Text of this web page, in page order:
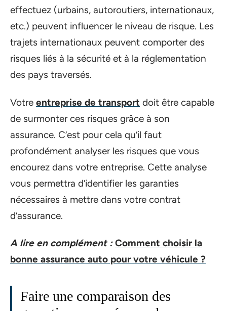
effectuez (urbains, autoroutiers, internationaux,
etc.) peuvent influencer le niveau de risque. Les
trajets internationaux peuvent comporter des
risques liés à la sécurité et à la réglementation
des pays traversés.
Votre entreprise de transport doit être capable
de surmonter ces risques grâce à son
assurance. C’est pour cela qu’il faut
profondément analyser les risques que vous
encourez dans votre entreprise. Cette analyse
vous permettra d’identifier les garanties
nécessaires à mettre dans votre contrat
d’assurance.
A lire en complément : Comment choisir la
bonne assurance auto pour votre véhicule ?
Faire une comparaison des